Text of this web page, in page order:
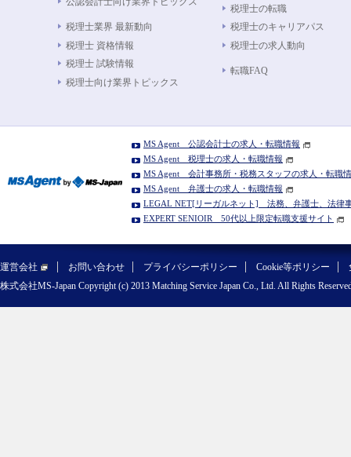
税理士業界 最新動向
税理士 資格情報
税理士 試験情報
税理士向け業界トピックス
税理士の転職
税理士のキャリアパス
税理士の求人動向
転職FAQ
MS Agent 公認会計士の求人・転職情報
MS Agent 税理士の求人・転職情報
MS Agent 会計事務所・税務スタッフの求人・転職
MS Agent 弁護士の求人・転職情報
LEGAL NET[リーガルネット] 法務、弁護士、法律
EXPERT SENIOIR 50代以上限定転職支援サイト
運営会社 お問い合わせ プライバシーポリシー Cookie等ポリシー
株式会社MS-Japan Copyright (c) 2013 Matching Service Japan Co., Ltd. All Rights